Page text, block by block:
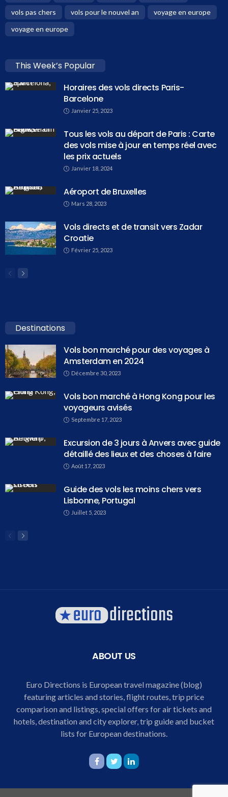
vols pas chers
vols pour le nouvel an
voyage en europe
voyage en europe
This Week’s Popular
Horaires des vols directs Paris-
Barcelone
Janvier 25, 2023
Tous les vols au départ de Paris : Carte
des vols mise à jour en temps réel avec
les prix actuels
Janvier 18, 2024
Aéroport de Bruxelles
Mars 28, 2023
Vols directs et de transit vers Zadar
Croatie
Février 25, 2023
Destinations
Vols bon marché pour des voyages à
Amsterdam en 2024
Décembre 30, 2023
Vols bon marché à Hong Kong pour les
voyageurs avisés
Septembre 17, 2023
Excursion de 3 jours à Anvers avec guide
détaillé des lieux et des choses à faire
Août 17, 2023
Guide des vols les moins chers vers
Lisbonne, Portugal
Juillet 5, 2023
ABOUT US
Euro Directions is European travel magazine (blog)
featuring articles and stories, flight routes, trip price
comparison and listings, special offers for air tickets and
hotels, destination and city explorer, trip guide and bucket
lists for European destinations.